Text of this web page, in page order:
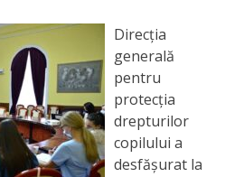
Direcția
generală
pentru
protecția
drepturilor
copilului a
desfășurat la